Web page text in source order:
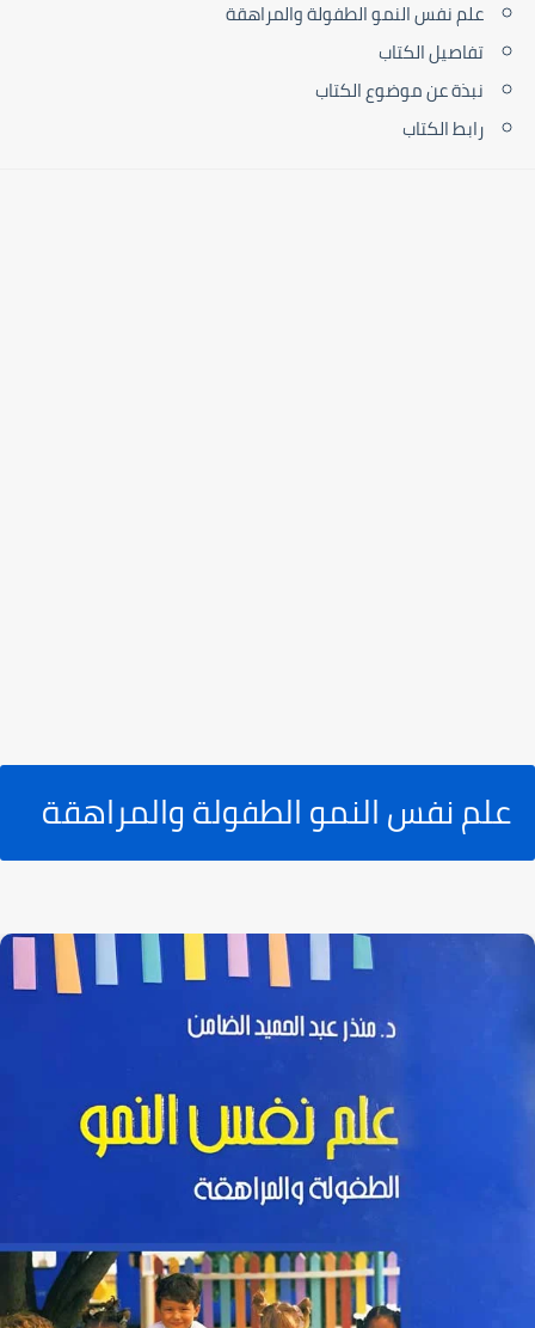
علم نفس النمو الطفولة والمراهقة
تفاصيل الكتاب
نبذة عن موضوع الكتاب
رابط الكتاب
علم نفس النمو الطفولة والمراهقة